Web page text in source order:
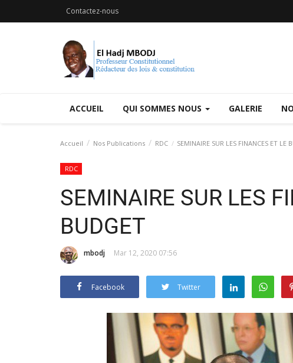
Contactez-nous
ACCUEIL QUI SOMMES NOUS GALERIE
Accueil Nos Publications RDC SEMINAIRE SUR LES FINANCES ET LE
RDC
SEMINAIRE SUR LES
BUDGET
mbodj Mar 12, 2020 07:56
Facebook Twitter